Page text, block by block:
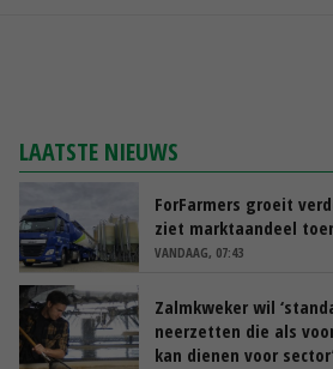
LAATSTE NIEUWS
ForFarmers groeit
ziet marktaandeel
VANDAAG, 07:43
Zalmkweker wil
neerzetten die als
kan dienen voor